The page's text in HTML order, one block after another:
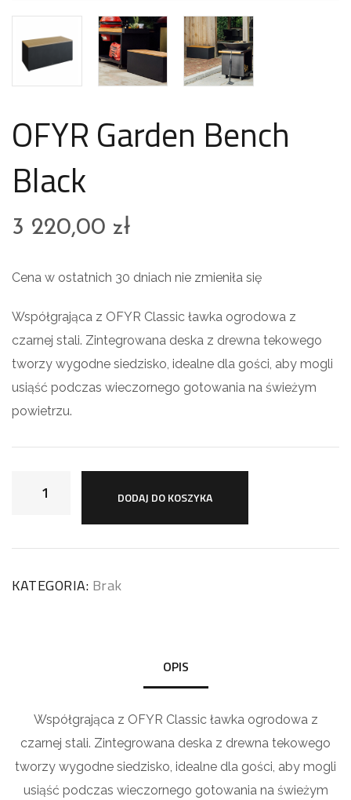
OFYR Garden Bench
Black
3 220,00 zł
Cena w ostatnich 30 dniach nie zmieniła się
Współgrająca z OFYR Classic ławka ogrodowa z
czarnej stali. Zintegrowana deska z drewna tekowego
tworzy wygodne siedzisko, idealne dla gości, aby mogli
usiąść podczas wieczornego gotowania na świeżym
powietrzu.
DODAJ DO KOSZYKA
KATEGORIA: Brak
OPIS
Współgrająca z OFYR Classic ławka ogrodowa z
czarnej stali. Zintegrowana deska z drewna tekowego
tworzy wygodne siedzisko, idealne dla gości, aby mogli
usiąść podczas wieczornego gotowania na świeżym